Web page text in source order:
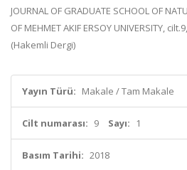
JOURNAL OF GRADUATE SCHOOL OF
OF MEHMET AKIF ERSOY UNIVERSITY,
(Hakemli Dergi)
Yayın Türü: Makale / Tam Makale
Cilt numarası: 9 Sayı: 1
Basım Tarihi: 2018